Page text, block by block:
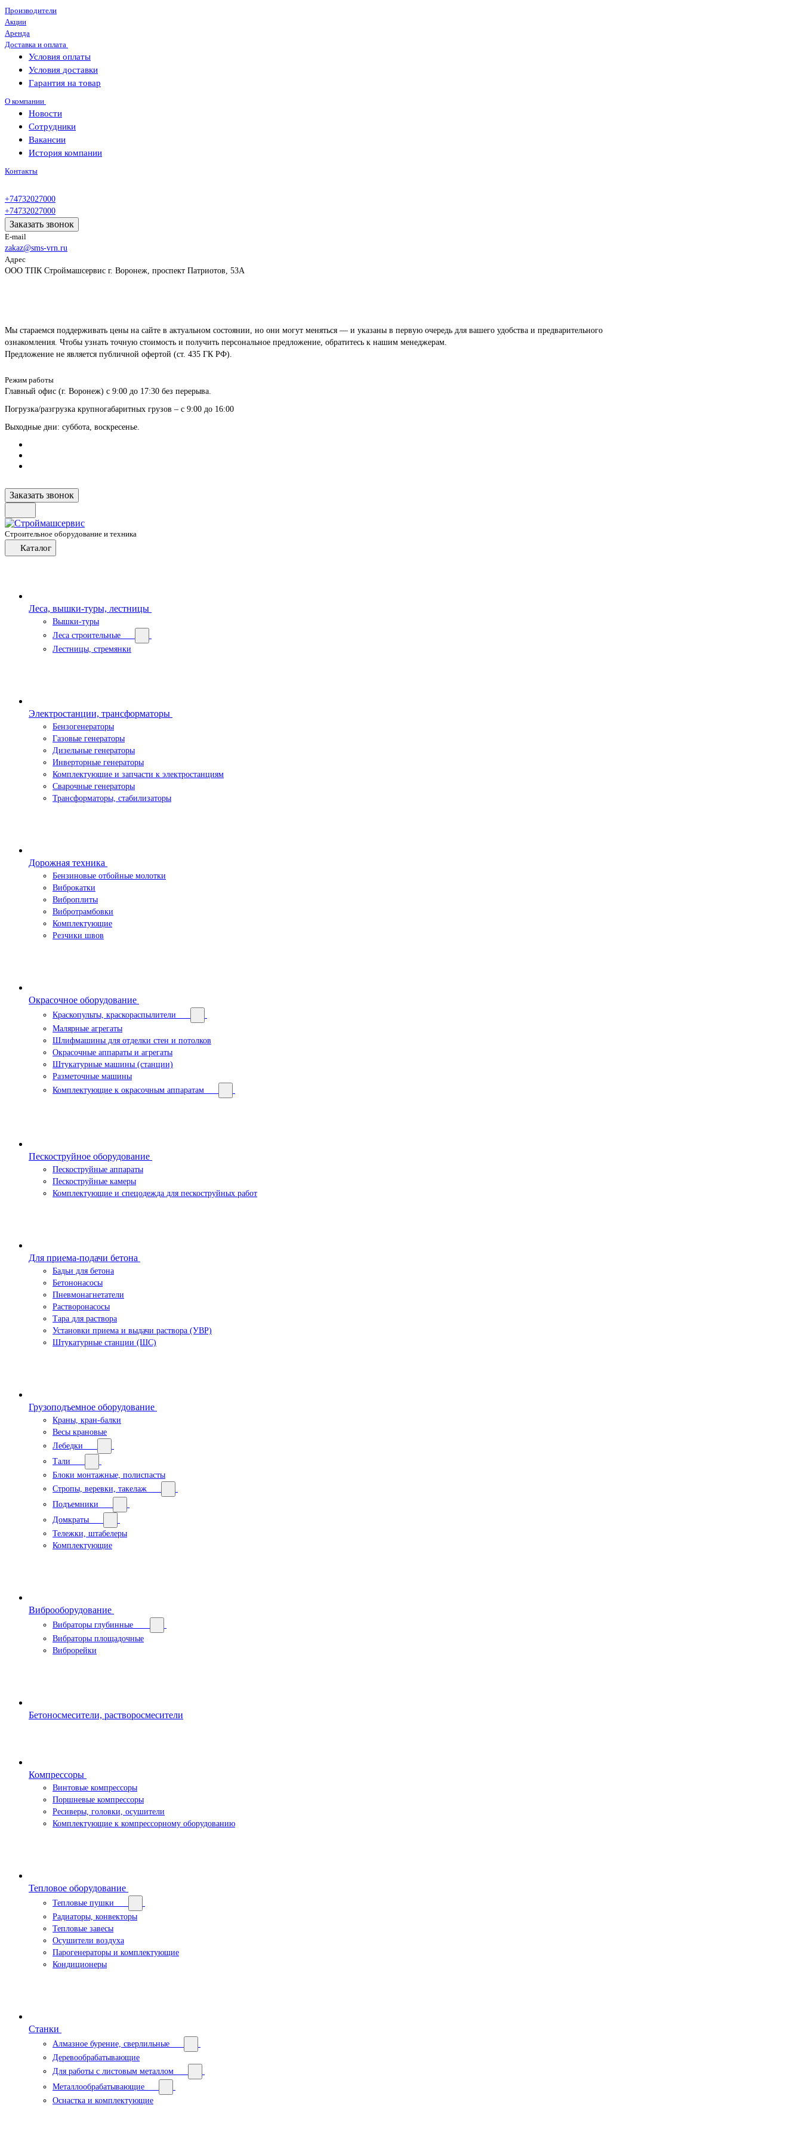
Производители
Акции
Аренда
Доставка и оплата
Условия оплаты
Условия доставки
Гарантия на товар
О компании
Новости
Сотрудники
Вакансии
История компании
Контакты
+74732027000
+74732027000
Заказать звонок
E-mail
zakaz@sms-vrn.ru
Адрес
ООО ТПК Строймашсервис г. Воронеж, проспект Патриотов, 53А
Мы стараемся поддерживать цены на сайте в актуальном состоянии, но они могут меняться — и указаны в первую очередь для вашего удобства и предварительного
ознакомления. Чтобы узнать точную стоимость и получить персональное предложение, обратитесь к нашим менеджерам.
Предложение не является публичной офертой (ст. 435 ГК РФ).
Режим работы
Главный офис (г. Воронеж) с 9:00 до 17:30 без перерыва.
Погрузка/разгрузка крупногабаритных грузов – с 9:00 до 16:00
Выходные дни: суббота, воскресенье.
Заказать звонок
Строительное оборудование и техника
Каталог
Леса, вышки-туры, лестницы
Вышки-туры
Леса строительные
Лестницы, стремянки
Электростанции, трансформаторы
Бензогенераторы
Газовые генераторы
Дизельные генераторы
Инверторные генераторы
Комплектующие и запчасти к электростанциям
Сварочные генераторы
Трансформаторы, стабилизаторы
Дорожная техника
Бензиновые отбойные молотки
Виброкатки
Виброплиты
Вибротрамбовки
Комплектующие
Резчики швов
Окрасочное оборудование
Краскопульты, краскораспылители
Малярные агрегаты
Шлифмашины для отделки стен и потолков
Окрасочные аппараты и агрегаты
Штукатурные машины (станции)
Разметочные машины
Комплектующие к окрасочным аппаратам
Пескоструйное оборудование
Пескоструйные аппараты
Пескоструйные камеры
Комплектующие и спецодежда для пескоструйных работ
Для приема-подачи бетона
Бадьи для бетона
Бетононасосы
Пневмонагнетатели
Растворонасосы
Тара для раствора
Установки приема и выдачи раствора (УВР)
Штукатурные станции (ШС)
Грузоподъемное оборудование
Краны, кран-балки
Весы крановые
Лебедки
Тали
Блоки монтажные, полиспасты
Стропы, веревки, такелаж
Подъемники
Домкраты
Тележки, штабелеры
Комплектующие
Виброоборудование
Вибраторы глубинные
Вибраторы площадочные
Виброрейки
Бетоносмесители, растворосмесители
Компрессоры
Винтовые компрессоры
Поршневые компрессоры
Ресиверы, головки, осушители
Комплектующие к компрессорному оборудованию
Тепловое оборудование
Тепловые пушки
Радиаторы, конвекторы
Тепловые завесы
Осушители воздуха
Парогенераторы и комплектующие
Кондиционеры
Станки
Алмазное бурение, сверлильные
Деревообрабатывающие
Для работы с листовым металлом
Металлообрабатывающие
Оснастка и комплектующие